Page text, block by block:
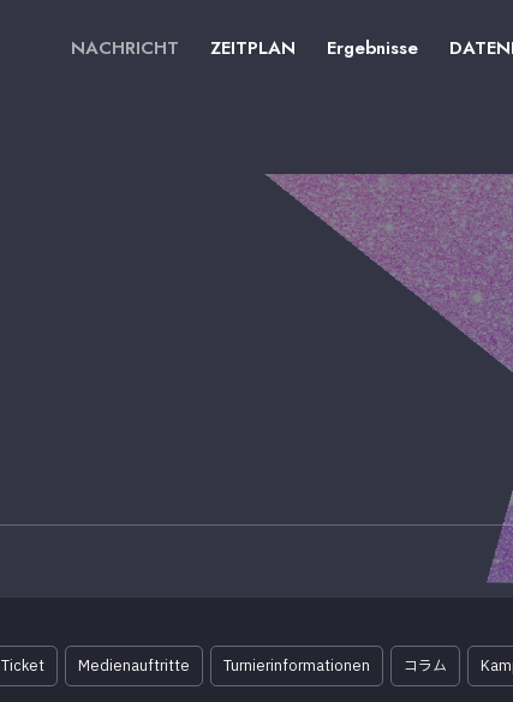
NACHRICHT ZEITPLAN Ergebnisse
Ticket Medienauftritte Turnierinformationen コラム